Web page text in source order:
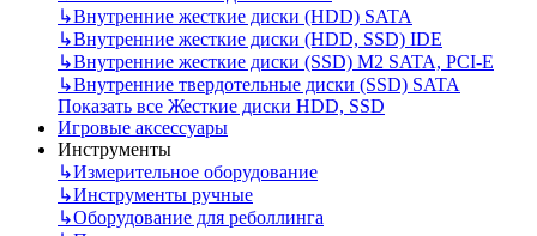
↳Внутренние жесткие диски (HDD) SATA
↳Внутренние жесткие диски (HDD, SSD) IDE
↳Внутренние жесткие диски (SSD) M2 SATA, PCI-E
↳Внутренние твердотельные диски (SSD) SATA
Показать все Жесткие диски HDD, SSD
Игровые аксессуары
Инструменты
↳Измерительное оборудование
↳Инструменты ручные
↳Оборудование для реболлинга